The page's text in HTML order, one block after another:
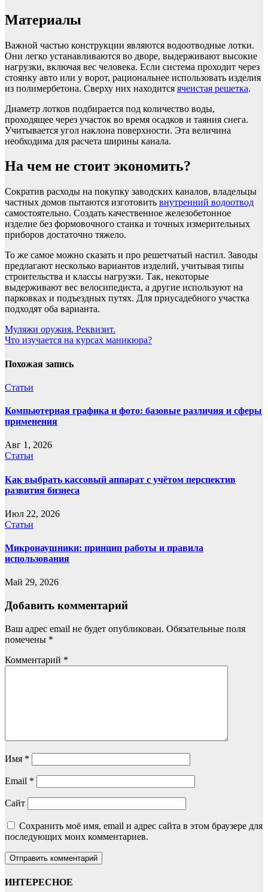
Материалы
Важной частью конструкции являются водоотводные лотки.
Они легко устанавливаются во дворе, выдерживают высокие
нагрузки, включая вес человека. Если система проходит через
стоянку авто или у ворот, рациональнее использовать изделия
из полимербетона. Сверху них находится ячеистая решетка.
Диаметр лотков подбирается под количество воды,
проходящее через участок во время осадков и таяния снега.
Учитывается угол наклона поверхности. Эта величина
необходима для расчета ширины канала.
На чем не стоит экономить?
Сократив расходы на покупку заводских каналов, владельцы
частных домов пытаются изготовить внутренний водоотвод
самостоятельно. Создать качественное железобетонное
изделие без формовочного станка и точных измерительных
приборов достаточно тяжело.
То же самое можно сказать и про решетчатый настил. Заводы
предлагают несколько вариантов изделий, учитывая типы
строительства и классы нагрузки. Так, некоторые
выдерживают вес велосипедиста, а другие используют на
парковках и подъездных путях. Для приусадебного участка
подходят оба варианта.
Навигация
по
записям
Муляжи оружия. Реквизит.
Что изучается на курсах маникюра?
Похожая запись
Статьи
Компьютерная графика и фото: базовые различия и сферы
применения
Авг 1, 2026
Статьи
Как выбрать кассовый аппарат с учётом перспектив
развития бизнеса
Июл 22, 2026
Статьи
Микронаушники: принцип работы и правила
использования
Май 29, 2026
Добавить комментарий
Ваш адрес email не будет опубликован. Обязательные поля
помечены *
Комментарий *
Имя *
Email *
Сайт
Сохранить моё имя, email и адрес сайта в этом браузере для
последующих моих комментариев.
ИНТЕРЕСНОЕ